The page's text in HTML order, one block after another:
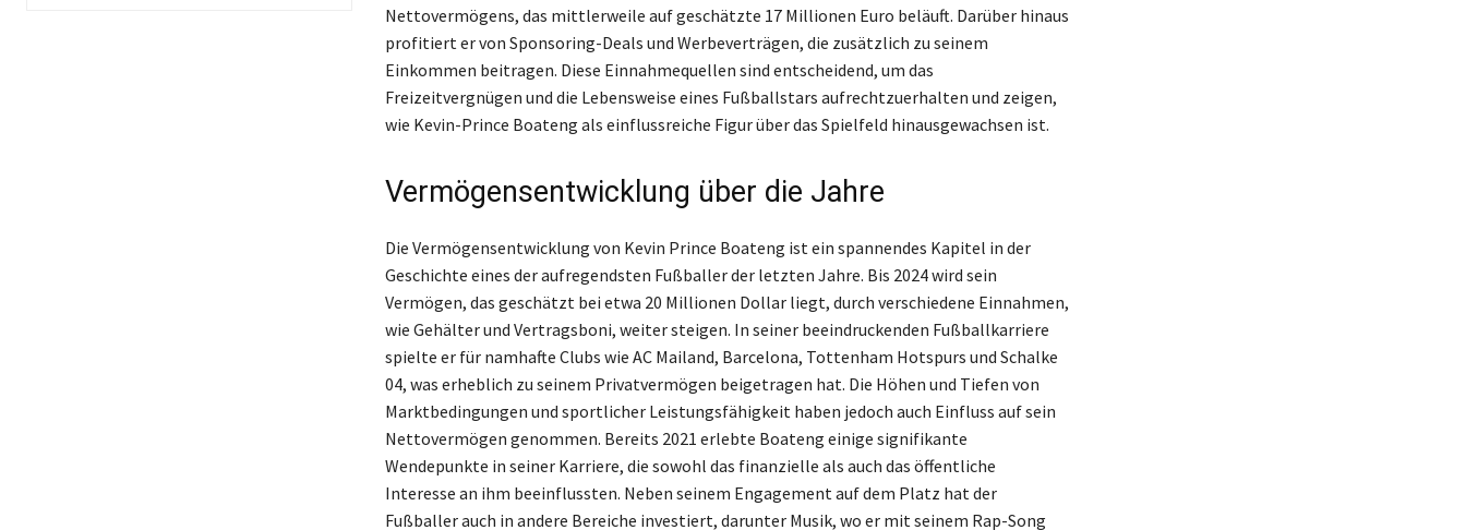
Nettovermögens, das mittlerweile auf geschätzte 17 Millionen Euro beläuft. Darüber hinaus
profitiert er von Sponsoring-Deals und Werbeverträgen, die zusätzlich zu seinem
Einkommen beitragen. Diese Einnahmequellen sind entscheidend, um das
Freizeitvergnügen und die Lebensweise eines Fußballstars aufrechtzuerhalten und zeigen,
wie Kevin-Prince Boateng als einflussreiche Figur über das Spielfeld hinausgewachsen ist.
Vermögensentwicklung über die Jahre
Die Vermögensentwicklung von Kevin Prince Boateng ist ein spannendes Kapitel in der
Geschichte eines der aufregendsten Fußballer der letzten Jahre. Bis 2024 wird sein
Vermögen, das geschätzt bei etwa 20 Millionen Dollar liegt, durch verschiedene Einnahmen,
wie Gehälter und Vertragsboni, weiter steigen. In seiner beeindruckenden Fußballkarriere
spielte er für namhafte Clubs wie AC Mailand, Barcelona, Tottenham Hotspurs und Schalke
04, was erheblich zu seinem Privatvermögen beigetragen hat. Die Höhen und Tiefen von
Marktbedingungen und sportlicher Leistungsfähigkeit haben jedoch auch Einfluss auf sein
Nettovermögen genommen. Bereits 2021 erlebte Boateng einige signifikante
Wendepunkte in seiner Karriere, die sowohl das finanzielle als auch das öffentliche
Interesse an ihm beeinflussten. Neben seinem Engagement auf dem Platz hat der
Fußballer auch in andere Bereiche investiert, darunter Musik, wo er mit seinem Rap-Song